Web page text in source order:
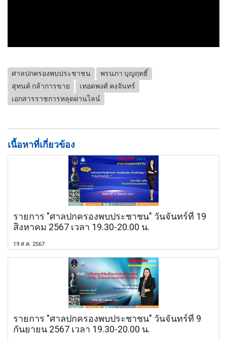
ศาลปกครองพบประชาชน
พรนภา บุญฤทธิ์
สุทนต์ กล้าการขาย
เทอดพงศ์ คงจันทร์
เอกสารราชการหลุดผ่านไลน์
เนื้อหาที่เกี่ยวข้อง
รายการ "ศาลปกครองพบประชาชน" วันจันทร์ที่ 19
สิงหาคม 2567 เวลา 19.30-20.00 น.
19 ส.ค. 2567
รายการ "ศาลปกครองพบประชาชน" วันจันทร์ที่ 9
กันยายน 2567 เวลา 19.30-20.00 น.